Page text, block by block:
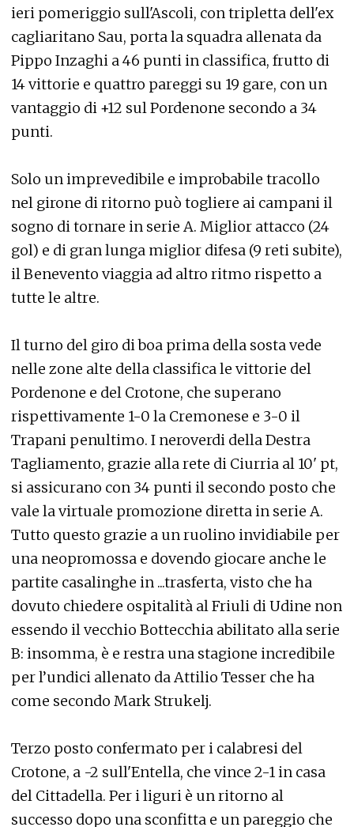
ieri pomeriggio sull'Ascoli, con tripletta dell'ex
cagliaritano Sau, porta la squadra allenata da
Pippo Inzaghi a 46 punti in classifica, frutto di
14 vittorie e quattro pareggi su 19 gare, con un
vantaggio di +12 sul Pordenone secondo a 34
punti.
Solo un imprevedibile e improbabile tracollo
nel girone di ritorno può togliere ai campani il
sogno di tornare in serie A. Miglior attacco (24
gol) e di gran lunga miglior difesa (9 reti subite),
il Benevento viaggia ad altro ritmo rispetto a
tutte le altre.
Il turno del giro di boa prima della sosta vede
nelle zone alte della classifica le vittorie del
Pordenone e del Crotone, che superano
rispettivamente 1-0 la Cremonese e 3-0 il
Trapani penultimo. I neroverdi della Destra
Tagliamento, grazie alla rete di Ciurria al 10' pt,
si assicurano con 34 punti il secondo posto che
vale la virtuale promozione diretta in serie A.
Tutto questo grazie a un ruolino invidiabile per
una neopromossa e dovendo giocare anche le
partite casalinghe in ...trasferta, visto che ha
dovuto chiedere ospitalità al Friuli di Udine non
essendo il vecchio Bottecchia abilitato alla serie
B: insomma, è e restra una stagione incredibile
per l’undici allenato da Attilio Tesser che ha
come secondo Mark Strukelj.
Terzo posto confermato per i calabresi del
Crotone, a -2 sull'Entella, che vince 2-1 in casa
del Cittadella. Per i liguri è un ritorno al
successo dopo una sconfitta e un pareggio che